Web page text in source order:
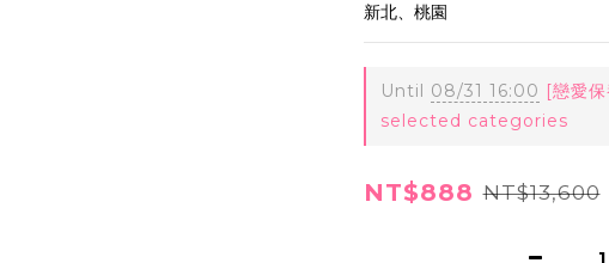
新北、桃園
Until 08/31 16:00 [戀愛
selected categories
NT$888 NT$13,600